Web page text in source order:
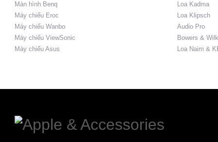
Màn hình Benq
Máy chiếu Eroc
Máy chiếu Wanbo
Máy chiếu ViewSonic
Máy chiếu Asus
Loa Kadma
Loa Klipsch
Audio Pro
Bowers &
Loa Naim &